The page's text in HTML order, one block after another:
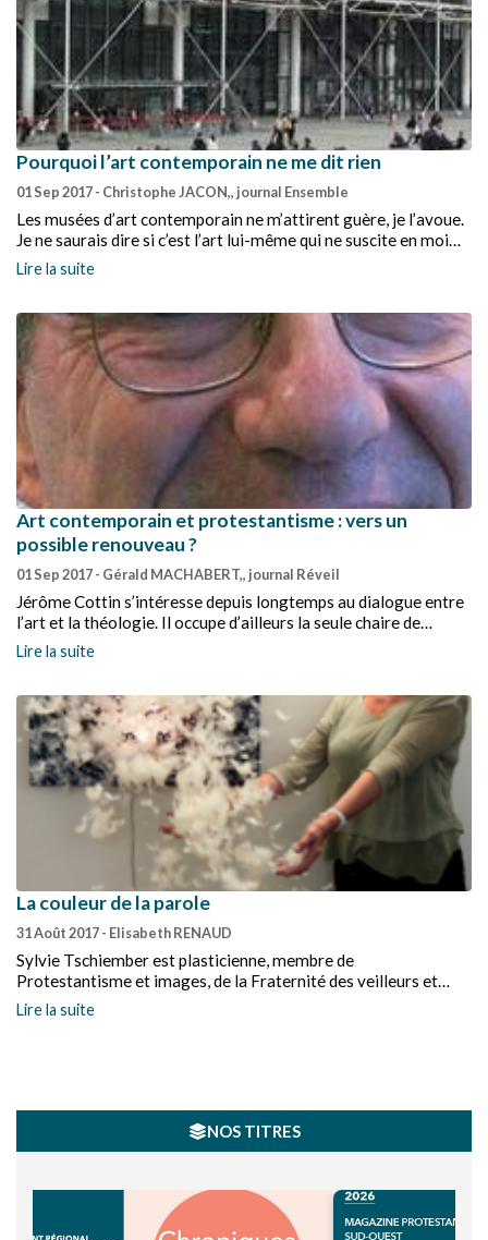
Pourquoi l’art contemporain ne me dit rien
01 Sep 2017- Christophe JACON,, journal Ensemble
Les musées d’art contemporain ne m’attirent guère, je l’avoue.
Je ne saurais dire si c’est l’art lui-même qui ne suscite en moi
aucune émotion, si c’est le caractère élitiste de cet art ou le
rapport au temps qu’il induit. Sans doute un peu des trois.
Lire la suite
Art contemporain et protestantisme : vers un
possible renouveau ?
01 Sep 2017- Gérald MACHABERT,, journal Réveil
Jérôme Cottin s’intéresse depuis longtemps au dialogue entre
l’art et la théologie. Il occupe d’ailleurs la seule chaire de
théologie pratique protestante francophone consacrée à la
question de l’image, à la Faculté de théologie protestante de
des artistes contemporains, il entrevoit la possibilité d’un
dialogue nouveau et fécond entre les Églises protestantes et
l’art contemporain.
Lire la suite
La couleur de la parole
31 Août 2017- Elisabeth RENAUD
Sylvie Tschiember est plasticienne, membre de
Protestantisme et images, de la Fraternité des veilleurs et
prédicateur laïc. À travers ses œuvres, elle associe foi et
expression plastique afin de communiquer par des mots, des
Lire la suite
NOS TITRES